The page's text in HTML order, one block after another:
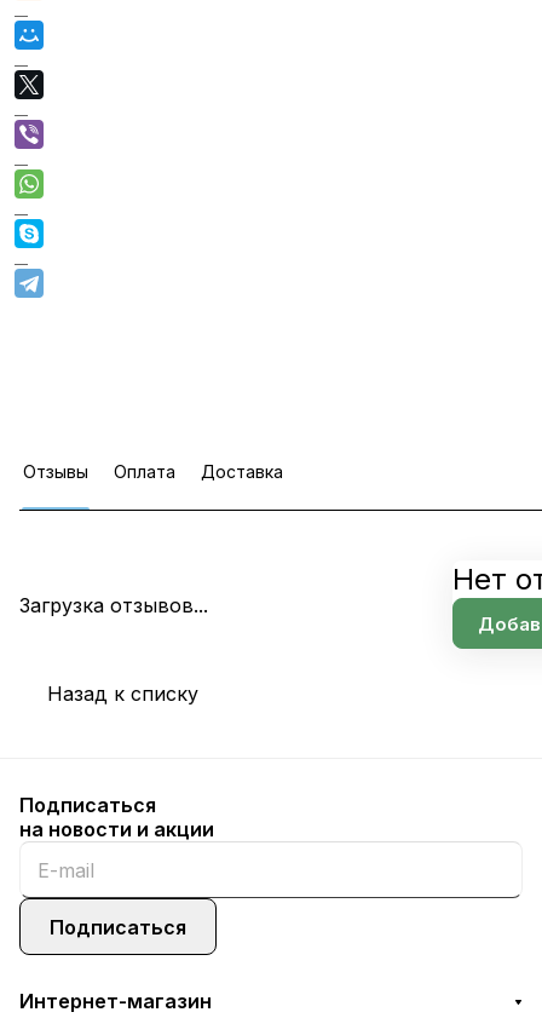
Отзывы Оплата Доставка
Загрузка отзывов...
Нет
Назад к списку
Подписаться
на новости и акции
Подписаться
Интернет-магазин